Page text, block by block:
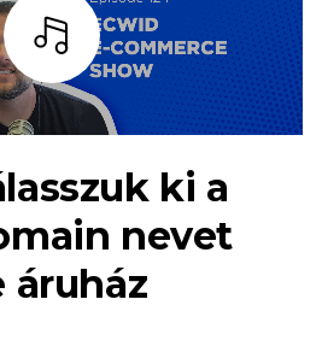
Hallgass
ki a
nevet
áruház